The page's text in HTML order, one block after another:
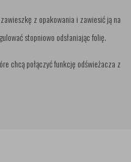
z opakowania i zawiesić ją na
stopniowo odsłaniając folię.
chcą połączyć funkcję odświeżacza z